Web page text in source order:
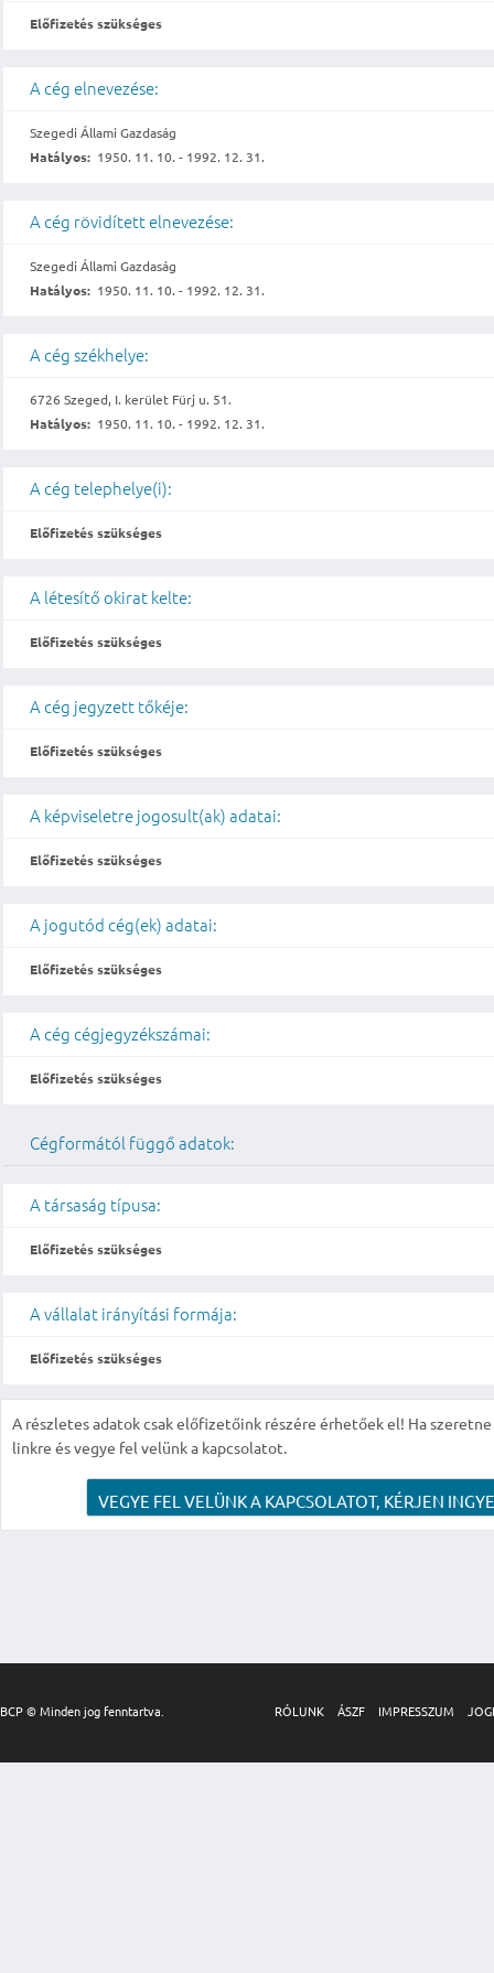
Előfizetés szükséges
A cég elnevezése:
Szegedi Állami Gazdaság
Hatályos: 1950. 11. 10. - 1992. 12. 31.
A cég rövidített elnevezése:
Szegedi Állami Gazdaság
Hatályos: 1950. 11. 10. - 1992. 12. 31.
A cég székhelye:
6726 Szeged, I. kerület Fürj u. 51.
Hatályos: 1950. 11. 10. - 1992. 12. 31.
A cég telephelye(i):
Előfizetés szükséges
A létesítő okirat kelte:
Előfizetés szükséges
A cég jegyzett tőkéje:
Előfizetés szükséges
A képviseletre jogosult(ak) adatai:
Előfizetés szükséges
A jogutód cég(ek) adatai:
Előfizetés szükséges
A cég cégjegyzékszámai:
Előfizetés szükséges
Cégformától függő adatok:
A társaság típusa:
Előfizetés szükséges
A vállalat irányítási formája:
Előfizetés szükséges
A részletes adatok csak előfizetőink részére érhetőek el! Ha
linkre és vegye fel velünk a kapcsolatot.
VEGYE FEL VELÜNK A KAPCSOLATOT, KÉRJEN
BCP © Minden jog fenntartva. RÓLUNK ÁSZF IMPRESSZUM